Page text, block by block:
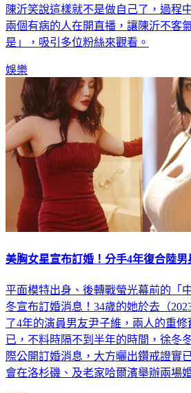
陳沂笑說這樣就不是做自己了，過程
兩個有病的人在開直播，讓陳沂不客
是」，吸引多位粉絲來觀看。
娛樂
美胸女星宣布訂婚！分手4年復合陸
平面模特出身、後轉戰螢光幕前的「
冬宣布訂婚消息！34歲的她於去（
了4年的演員男友尹子維，兩人的重
已，不料時隔不到半年的時間，徐冬
際公開訂婚消息，大方曬出鑽戒證實
會在洛杉磯、及老家哈爾濱舉辦兩場